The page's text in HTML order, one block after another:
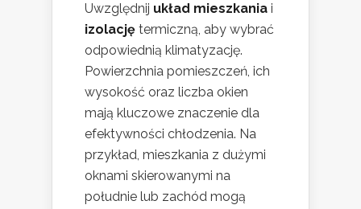
Uwzględnij układ mieszkania i
izolację termiczną, aby wybrać
odpowiednią klimatyzację.
Powierzchnia pomieszczeń, ich
wysokość oraz liczba okien
mają kluczowe znaczenie dla
efektywności chłodzenia. Na
przykład, mieszkania z dużymi
oknami skierowanymi na
południe lub zachód mogą